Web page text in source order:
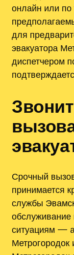
онлайн или по
для
эвакуатора
диспетчером
Срочный
принимается
службы
обслуживание
ситуациям —
Метрогородок